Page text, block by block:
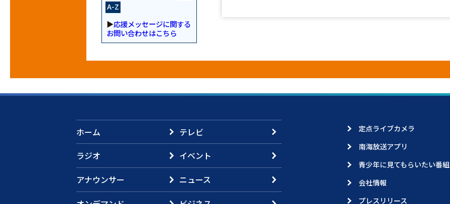
A-Z
▶応援メッセージに関する
お問い合わせはこちら
ホーム
テレビ
ラジオ
イベント
アナウンサー
ニュース
定点ライブカメラ
南海放送アプリ
青少年に見てもらいたい番組
会社情報
プレスリリース